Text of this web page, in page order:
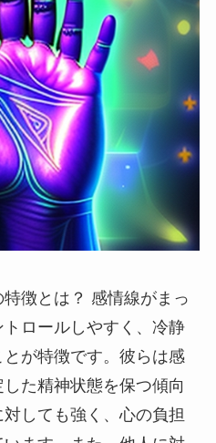
徴とは？ 感情線がまっ
ロールしやすく、冷静
が特徴です。彼らは感
た精神状態を保つ傾向
しても強く、心の負担